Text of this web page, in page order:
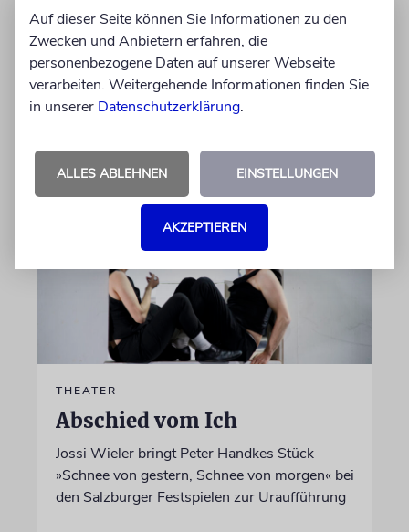
Es gibt keine blöden Fragen
Die schmerzhafte Erinnerung an eine
Gerechte
THEATER
Abschied vom Ich
Jossi Wieler bringt Peter Handkes Stück
»Schnee von gestern, Schnee von morgen« bei
den Salzburger Festspielen zur Uraufführung
Auf dieser Seite können Sie Informationen zu den
Zwecken und Anbietern erfahren, die
personenbezogene Daten auf unserer Webseite
verarbeiten. Weitergehende Informationen finden Sie
in unserer Datenschutzerklärung.
ALLES ABLEHNEN EINSTELLUNGEN
AKZEPTIEREN